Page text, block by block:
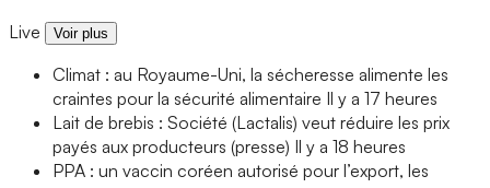
Live Voir plus
Climat : au Royaume-Uni, la sécheresse alimente les
craintes pour la sécurité alimentaire Il y a 17 heures
Lait de brebis : Société (Lactalis) veut réduire les prix
payés aux producteurs (presse) Il y a 18 heures
PPA : un vaccin coréen autorisé pour l’export, les